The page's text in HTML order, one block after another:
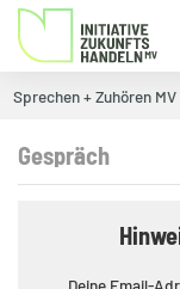
Sprechen + Zuhören MV
Gespräch
Deine Email-